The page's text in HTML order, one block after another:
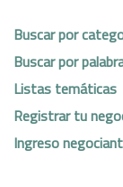
Buscar por
Buscar por
Listas temáticas
Registrar tu
Ingreso